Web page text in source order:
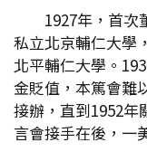
1927年，首次
私立北京輔仁大學
北平輔仁大學。
金貶值，本篤會難
接辦，直到1952年
言會接手在後，一